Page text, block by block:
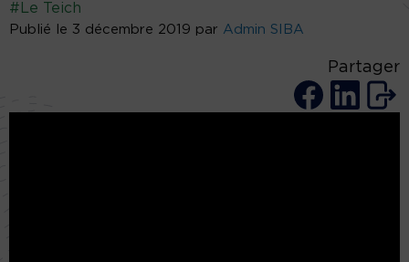
#Le Teich
Publié le 3 décembre 2019 par Admin SIBA
Partager